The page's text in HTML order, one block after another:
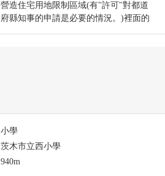
營造住宅用地限制區域(有"許可"對都道
府縣知事的申請是必要的情況。)裡面的
小學
茨木市立西小學
940m